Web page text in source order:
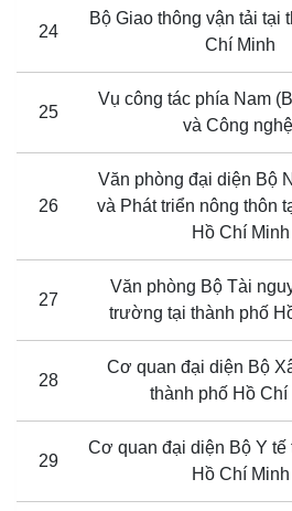
24
Bộ Giao thông vận tải tại
Chí Minh
25
Vụ công tác phía Nam
và Công
26
Văn phòng đại diện Bộ
và Phát triển nông thôn
Hồ Chí Minh
27
Văn phòng Bộ Tài
trường tại thành phố
28
Cơ quan đại diện Bộ
thành phố Hồ Chí
29
Cơ quan đại diện Bộ Y tế
Hồ Chí Minh